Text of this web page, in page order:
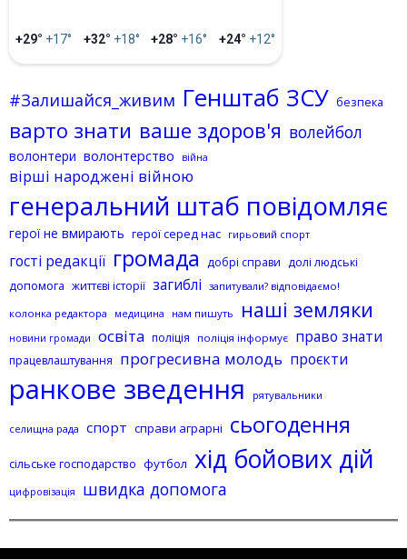
+29° +17° +32° +18° +28° +16° +24° +12°
#Залишайся_живим Генштаб ЗСУ безпека
варто знати ваше здоров'я волейбол
волонтери волонтерство війна
вірші народжені війною
генеральний штаб повідомляє
герої не вмирають герої серед нас гирьовий спорт
гості редакції громада добрі справи долі людські
допомога життєві історії загиблі запитували? відповідаємо!
колонка редактора
медицина нам пишуть наші земляки
новини громади освіта поліція поліція інформує право знати
працевлаштування прогресивна молодь проєкти
ранкове зведення рятувальники
селищна рада спорт справи аграрні сьогодення
сільське господарство футбол хід бойових дій
цифровізація швидка допомога